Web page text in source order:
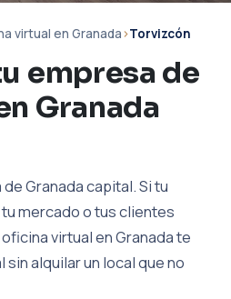
virtual en Granada›Torvizcón
empresa de
Granada
Granada capital. Si tu
mercado o tus clientes
virtual en Granada te
alquilar un local que no